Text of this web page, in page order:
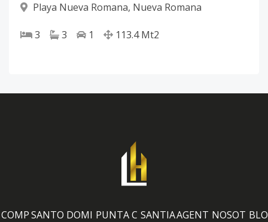
Playa Nueva Romana, Nueva Romana
3 3 1 113.4 Mt2
COMPSANTO DOMI PUNTA C SANTIAAGENT NOSOT BLO